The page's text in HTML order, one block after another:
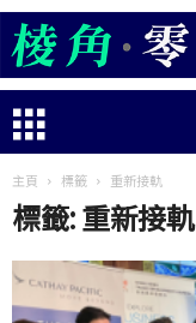
主頁 標籤 重新接軌
標籤: 重新接軌